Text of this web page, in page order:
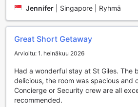
Huoneet on varustettu tehokkaalla
miellyttävän oleskelun kaikissa
Rentoutumiseen voit käyttää
lisäävät luksustunnelmaa. Huoneissa
hiustenkuivaaja, jotta voit valmistautua
vaivattomasti.
Viihde on huomioitu huolellisesti, sillä
on televisio, josta voit nauttia
jääkaapissa säilytät juomat ja välipalat
tarjoaa lisävalikoimaa. Kahvin ja teen
tuo mukanaan kodikkuutta, ja
Jennifer Singapore | Ryhmä
Great Short Getaway
Arvioitu: 1. heinäkuu 2026
Had a wonderful stay at St Giles. The
delicious, the room was spacious and
Concierge or Security crew are all
recommended.